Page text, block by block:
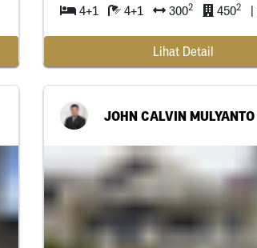
4+1 4+1 3002 4502
Lihat Detail
JOHN CALVIN MULYANTO